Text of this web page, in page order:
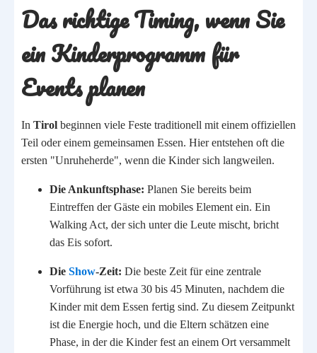
Das richtige Timing, wenn Sie
ein Kinderprogramm für
Events planen
In Tirol beginnen viele Feste traditionell mit einem offiziellen
Teil oder einem gemeinsamen Essen. Hier entstehen oft die
ersten "Unruheherde", wenn die Kinder sich langweilen.
Die Ankunftsphase: Planen Sie bereits beim
Eintreffen der Gäste ein mobiles Element ein. Ein
Walking Act, der sich unter die Leute mischt, bricht
das Eis sofort.
Die Show-Zeit: Die beste Zeit für eine zentrale
Vorführung ist etwa 30 bis 45 Minuten, nachdem die
Kinder mit dem Essen fertig sind. Zu diesem Zeitpunkt
ist die Energie hoch, und die Eltern schätzen eine
Phase, in der die Kinder fest an einem Ort versammelt